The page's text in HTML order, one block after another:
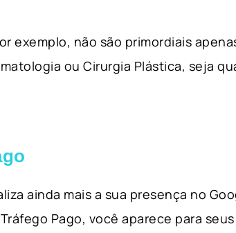
exemplo, não são primordiais
ou Cirurgia Plástica, seja
ainda mais a sua presença no
Pago, você aparece para seus